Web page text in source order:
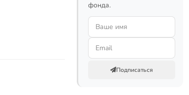
фонда.
Подписаться